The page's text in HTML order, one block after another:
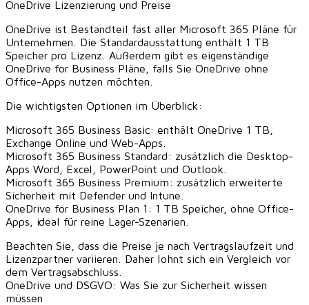
OneDrive Lizenzierung und Preise
OneDrive ist Bestandteil fast aller Microsoft 365 Pläne für
Unternehmen. Die Standardausstattung enthält 1 TB
Speicher pro Lizenz. Außerdem gibt es eigenständige
OneDrive for Business Pläne, falls Sie OneDrive ohne
Office-Apps nutzen möchten.
Die wichtigsten Optionen im Überblick:
Microsoft 365 Business Basic: enthält OneDrive 1 TB,
Exchange Online und Web-Apps.
Microsoft 365 Business Standard: zusätzlich die Desktop-
Apps Word, Excel, PowerPoint und Outlook.
Microsoft 365 Business Premium: zusätzlich erweiterte
Sicherheit mit Defender und Intune.
OneDrive for Business Plan 1: 1 TB Speicher, ohne Office-
Apps, ideal für reine Lager-Szenarien.
Beachten Sie, dass die Preise je nach Vertragslaufzeit und
Lizenzpartner variieren. Daher lohnt sich ein Vergleich vor
dem Vertragsabschluss.
OneDrive und DSGVO: Was Sie zur Sicherheit wissen
müssen